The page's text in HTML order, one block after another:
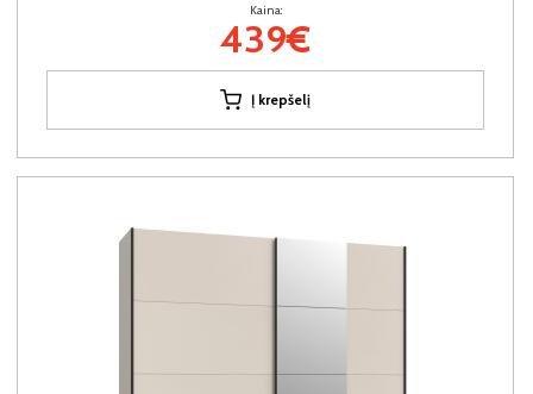
Kaina:
439€
Į krepšelį